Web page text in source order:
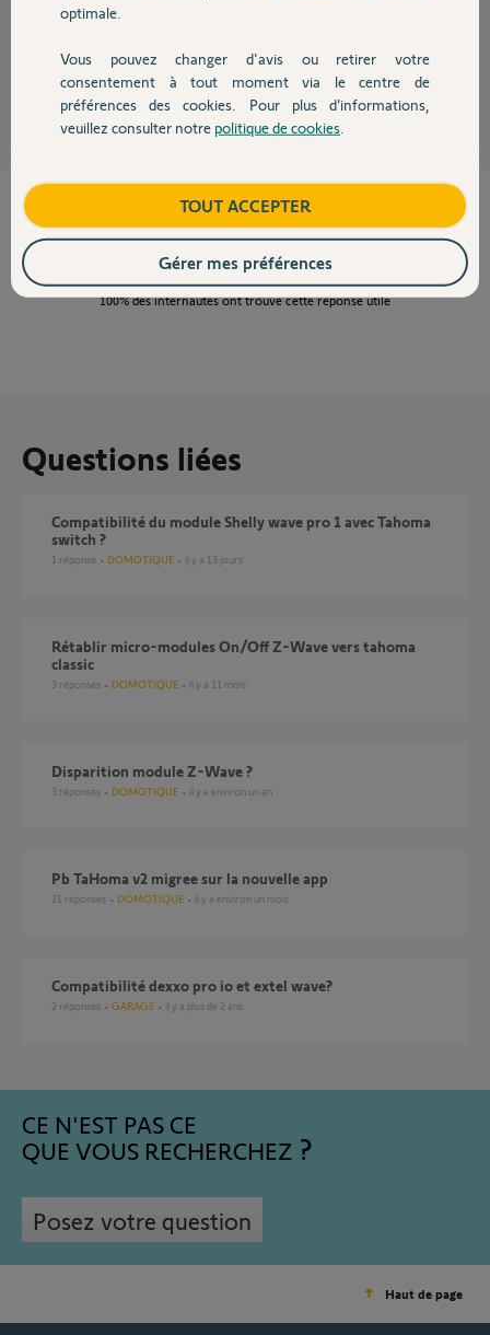
Devis avec un pro
Contact
Atention compatible Z-Wave ne veux pas dire que tous les périphériques
Philippe H. il y a environ 10 ans
Cette réponse vous a-t-elle aidé ?
NON
100%des internautes ont trouvé cette réponse utile
Questions liées
Compatibilité du module Shelly wave pro 1 avec Tahoma
switch ?
1 réponse DOMOTIQUE il y a 13 jours
rétablir micro-modules On/Off Z-Wave vers tahoma
classic
3 réponses DOMOTIQUE il y a 11 mois
Disparition module Z-Wave ?
3 réponses DOMOTIQUE il y a environ un an
Pb TaHoma v2 migree sur la nouvelle app
21 réponses DOMOTIQUE il y a environ un mois
compatibilité dexxo pro io et extel wave?
2 réponses GARAGE il y a plus de 2 ans
CE N'EST PAS CE
QUE VOUS RECHERCHEZ
Posez votre question
Haut de page
optimale.
Vous pouvez changer d'avis ou retirer votre
consentement à tout moment via le centre de
préférences des cookies. Pour plus d’informations,
veuillez consulter notre politique de cookies
TOUT ACCEPTER
Gérer mes préférences